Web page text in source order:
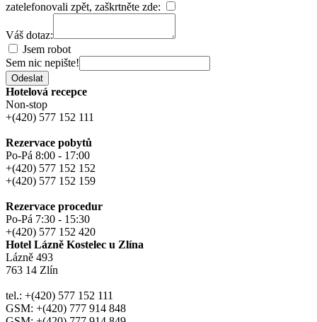
zatelefonovali zpět, zaškrtněte zde:
Váš dotaz:
Jsem robot
Sem nic nepište!
Odeslat
Hotelová recepce
Non-stop
+(420) 577 152 111
Rezervace pobytů
Po-Pá 8:00 - 17:00
+(420) 577 152 152
+(420) 577 152 159
Rezervace procedur
Po-Pá 7:30 - 15:30
+(420) 577 152 420
Hotel Lázně Kostelec u Zlína
Lázně 493
763 14 Zlín
tel.: +(420) 577 152 111
GSM: +(420) 777 914 848